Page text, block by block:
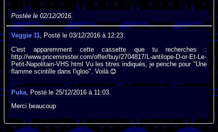
Postée le 02/12/2016.
Veggie 11, Posté le 03/12/2016 à 12:23.
C'est apparemment cette cassette que tu recherches :
http://www.priceminister.com/offer/buy/2704817/L-antilope-D-or-Et-Le-
Petit-Napolitain-VHS.html Vu les titres indiqués, je penche pour "Une
flamme scintille dans l'igloo". Voilà
Puka , Posté le 25/12/2016 à 11:03.
Merci beaucoup